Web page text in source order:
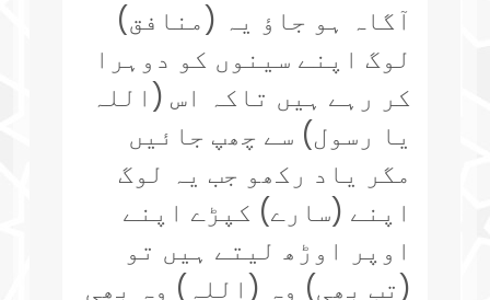
آگاہ ہو جاؤ یہ (منافق)
لوگ اپنے سینوں کو دوہرا
کر رہے ہیں تاکہ اس (اللہ
یا رسول) سے چھپ جائیں
مگر یاد رکھو جب یہ لوگ
اپنے (سارے) کپڑے اپنے
اوپر اوڑھ لیتے ہیں تو
(تب بھی) وہ (اللہ) وہ بھی